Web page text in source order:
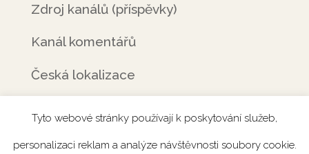
Zdroj kanálů (příspěvky)
Kanál komentářů
Česká lokalizace
Tyto webové stránky používají k poskytování služeb,
personalizaci reklam a analýze návštěvnosti soubory cookie.